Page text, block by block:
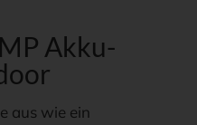
Akku-
aus wie ein